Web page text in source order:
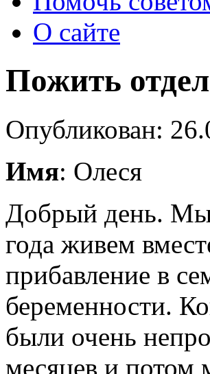
О сайте
Пожить
Опубликован:
Имя: Олеся
Добрый день. Мы
года живем
прибавление в
беременности.
были очень
месяцев и потом